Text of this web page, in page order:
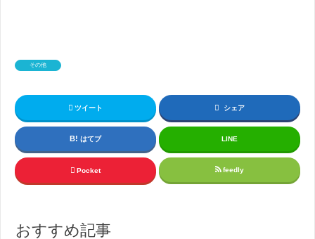
その他
ツイート シェア
はてブ LINE
Pocket feedly
おすすめ記事